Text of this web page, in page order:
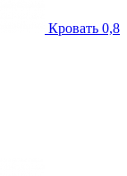
Кровать 0,8